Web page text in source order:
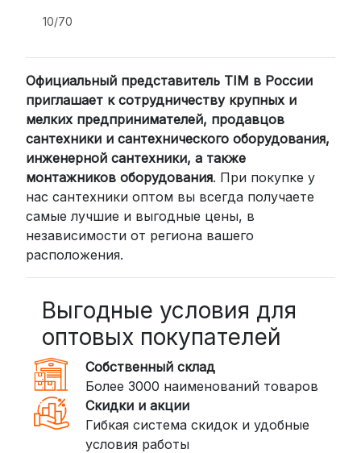
компании (СДЭК, BoxBerry, DPD)
Для клиентов из других регионов
России мы сотрудничаем с
проверенными транспортными
компаниями:
СДЭК: Выбирайте доставку до
пункта выдачи (от 2 дней) или
курьером до двери (от 3 дней).
Стоимость начинается от300
рублей
пунктов выдачи или курьером.
Сроки — от 2 дней, стоимость — от
350 рублей
DPD: Международная служба
доставки, которая работает и
внутри России. Сроки — от 2 дней,
стоимость — от 400 рублей
10/70
Официальный представитель TIM в России
приглашает к сотрудничеству крупных и
мелких предпринимателей, продавцов
сантехники и сантехнического оборудования,
инженерной сантехники, а также
монтажников оборудования. При покупке у
нас сантехники оптом вы всегда получаете
самые лучшие и выгодные цены, в
независимости от региона вашего
расположения.
Выгодные условия для
оптовых покупателей
Собственный склад
Более 3000 наименований товаров
Скидки и акции
Гибкая система скидок и удобные
условия работы